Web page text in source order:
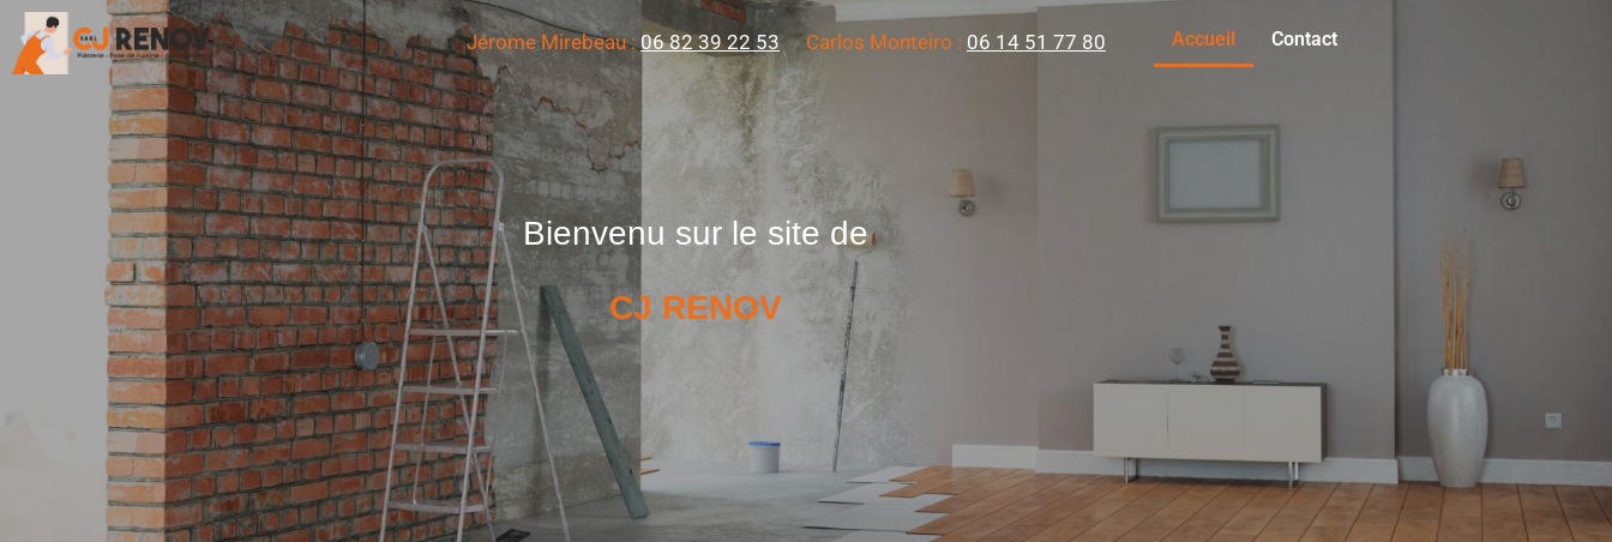
Jérome Mirebeau :06 82 39 22 53 Carlos Monteiro : 06 14 51 77 80 Accueil Contact
Bienvenu sur le site de
CJ RENOV